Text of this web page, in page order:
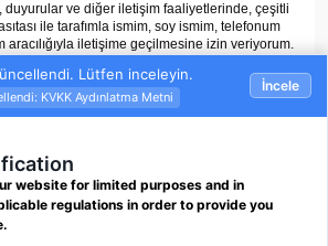
duyurular ve diğer iletişim faaliyetlerinde, çeşitli
ile tarafımla ismim, soy ismim, telefonum
aracılığıyla iletişime geçilmesine izin veriyorum.
ÜYE OL